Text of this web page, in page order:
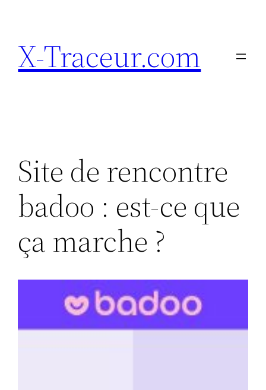
contenu
X-Traceur.com
Site de rencontre
badoo : est-ce que
ça marche ?